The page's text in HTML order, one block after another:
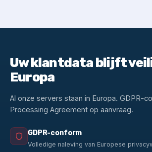
Uw klantdata blijft
Europa
Al onze servers staan in Europa. GDPR-
Processing Agreement op aanvraag.
GDPR-conform
Volledige naleving van Europese